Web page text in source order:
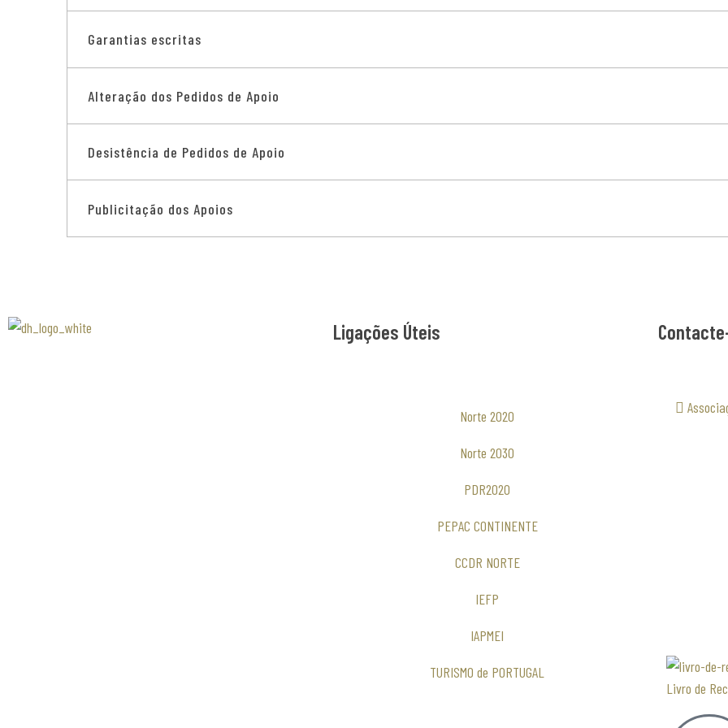
Garantias escritas
Alteração dos Pedidos de Apoio
Desistência de Pedidos de Apoio
Publicitação dos Apoios
Ligações Úteis
Norte 2020
Norte 2030
PDR2020
PEPAC CONTINENTE
CCDR NORTE
IEFP
IAPMEI
TURISMO de PORTUGAL
Livro de